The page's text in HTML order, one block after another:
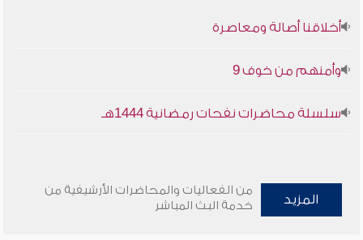
أخلاقنا أصالة ومعاصرة
وأمنهم من خوف 9
سلسلة محاضرات نفحات رمضانية 1444هـ
المزيد
من الفعاليات والمحاضرات الأرشيفية من
خدمة البث المباشر